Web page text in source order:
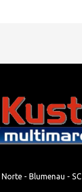
- Blumenau - SC